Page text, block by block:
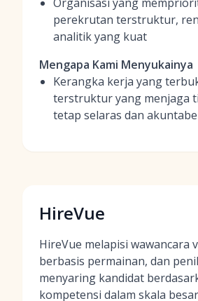
perekrutan terstruktur,
analitik yang kuat
Mengapa Kami Menyukainya
Kerangka kerja yang
terstruktur yang menjaga
tetap selaras dan
HireVue
HireVue melapisi wawancara
berbasis permainan, dan
menyaring kandidat
kompetensi dalam skala